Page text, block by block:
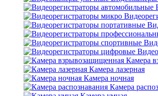
Камера
Камера лазерная
Камера ночная
Камера